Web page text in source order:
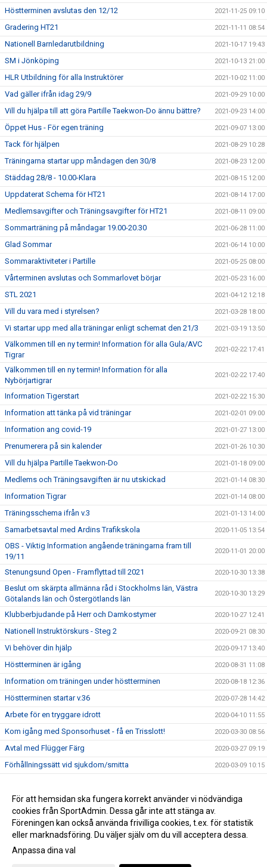
Höstterminen avslutas den 12/12 2021-11-25 09:10
Gradering HT21 2021-11-11 08:54
Nationell Barnledarutbildning 2021-10-17 19:43
SM i Jönköping 2021-10-13 21:00
HLR Utbildning för alla Instruktörer 2021-10-02 11:00
Vad gäller ifrån idag 29/9 2021-09-29 10:00
Vill du hjälpa till att göra Partille Taekwon-Do ännu bättre? 2021-09-23 14:00
Öppet Hus - För egen träning 2021-09-07 13:00
Tack för hjälpen 2021-08-29 10:28
Träningarna startar upp måndagen den 30/8 2021-08-23 12:00
Städdag 28/8 - 10.00-Klara 2021-08-15 12:00
Uppdaterat Schema för HT21 2021-08-14 17:00
Medlemsavgifter och Träningsavgifter för HT21 2021-08-11 09:00
Sommarträning på måndagar 19.00-20.30 2021-06-28 11:00
Glad Sommar 2021-06-14 10:00
Sommaraktiviteter i Partille 2021-05-25 08:00
Vårterminen avslutas och Sommarlovet börjar 2021-05-23 16:00
STL 2021 2021-04-12 12:18
Vill du vara med i styrelsen? 2021-03-28 18:00
Vi startar upp med alla träningar enligt schemat den 21/3 2021-03-19 13:50
Välkommen till en ny termin! Information för alla Gula/AVC
Tigrar
2021-02-22 17:41
Välkommen till en ny termin! Information för alla
Nybörjartigrar
2021-02-22 17:40
Information Tigerstart 2021-02-22 15:30
Information att tänka på vid träningar 2021-02-01 09:00
Information ang covid-19 2021-01-27 13:00
Prenumerera på sin kalender 2021-01-26 10:30
Vill du hjälpa Partille Taekwon-Do 2021-01-18 09:00
Medlems och Träningsavgiften är nu utskickad 2021-01-14 08:30
Information Tigrar 2021-01-14 08:00
Träningsschema ifrån v.3 2021-01-13 14:00
Samarbetsavtal med Ardins Trafikskola 2020-11-05 13:54
OBS - Viktig Information angående träningarna fram till
19/11
2020-11-01 20:00
Stenungsund Open - Framflyttad till 2021 2020-10-30 13:38
Beslut om skärpta allmänna råd i Stockholms län, Västra
Götalands län och Östergötlands län
2020-10-30 13:29
Klubberbjudande på Herr och Damkostymer 2020-10-27 12:41
Nationell Instruktörskurs - Steg 2 2020-09-21 08:30
Vi behöver din hjälp 2020-09-17 13:40
Höstterminen är igång 2020-08-31 11:08
Information om träningen under höstterminen 2020-08-18 12:36
Höstterminen startar v.36 2020-07-28 14:42
Arbete för en tryggare idrott 2020-04-10 11:55
Kom igång med Sponsorhuset - få en Trisslott! 2020-03-30 08:56
Avtal med Flügger Färg 2020-03-27 09:19
Förhållningssätt vid sjukdom/smitta 2020-03-09 10:15
Tävlingsträning inför Talent Open 2020-02-23 18:42
Uppvisande av utdrag ur Belastningsregistret 2020-01-01 08:00
För att hemsidan ska fungera korrekt använder vi nödvändiga
cookies från SportAdmin. Dessa går inte att stänga av.
Föreningen kan också använda frivilliga cookies, t.ex. för statistik
eller marknadsföring. Du väljer själv om du vill acceptera dessa.
Anpassa dina val